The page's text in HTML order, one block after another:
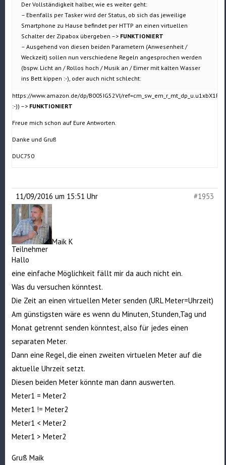
Der Vollständigkeit halber, wie es weiter geht:
– Ebenfalls per Tasker wird der Status, ob sich das jeweilige
Smartphone zu Hause befindet per HTTP an einen virtuellen
Schalter der Zipabox übergeben –> FUNKTIONIERT
– Ausgehend von diesen beiden Parametern (Anwesenheit /
Weckzeit) sollen nun verschiedene Regeln angesprochen werden
(bspw. Licht an / Rollos hoch / Musik an / Eimer mit kalten Wasser
ins Bett kippen :-), oder auch nicht schlecht:
https://www.amazon.de/dp/B005IG52VI/
:-)) –> FUNKTIONIERT
Freue mich schon auf Eure Antworten.
Danke und Gruß
DUC750
11/09/2016 um 15:51 Uhr #1953
Maik K
Teilnehmer
Hallo
eine einfache Möglichkeit fällt mir da auch nicht ein.
Was du versuchen könntest.
Die Zeit an einen virtuellen Meter senden (URL Meter=Uhrzeit)
Am günstigsten wäre es wenn du Minuten, Stunden,Tag und
Monat getrennt senden könntest, also für jedes einen
separaten Meter.
Dann eine Regel, die einen zweiten virtuelen Meter auf die
aktuelle Uhrzeit setzt.
Diesen beiden Meter könnte man dann auswerten.
Meter1 = Meter2
Meter1 != Meter2
Meter1 < Meter2
Meter1 > Meter2
Gruß Maik